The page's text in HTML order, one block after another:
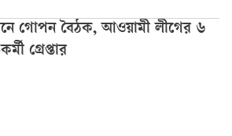
গোপন বৈঠক, আওয়ামী লীগের ৬
গ্রেপ্তার